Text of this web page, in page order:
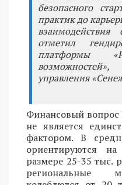
безопасного
практик до
отметил
платформы
управления
Финансовый вопрос
не является
фактором. В
ориентируются
размере 25-35 тыс.
региональные